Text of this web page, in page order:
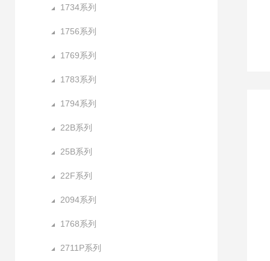
1734系列
1756系列
1769系列
1783系列
1794系列
22B系列
25B系列
22F系列
2094系列
1768系列
2711P系列